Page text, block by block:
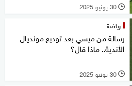
l 30 يونيو 2025
رياضة
رسالة من ميسي بعد توديع مونديال
الأندية.. ماذا قال؟
l 30 يونيو 2025